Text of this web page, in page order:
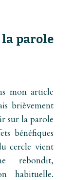
parole
mon article
brièvement
sur la parole
bénéfiques
cercle vient
rebondit,
habituelle.